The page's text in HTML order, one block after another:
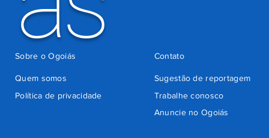
Quem somos
Sugestão de reportagem
Trabalhe conosco
Política de privacidade
Anuncie no Ogoiás
Contato
Sobre o Ogoiás